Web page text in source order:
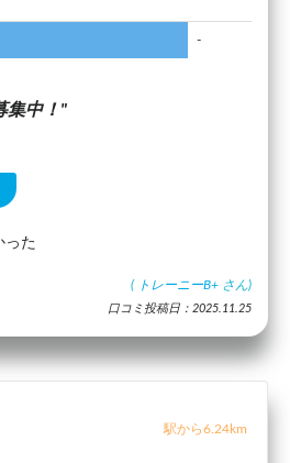
-
集中！
った
( トレーニーB+ さん)
口コミ投稿日：2025.11.25
駅から6.24km